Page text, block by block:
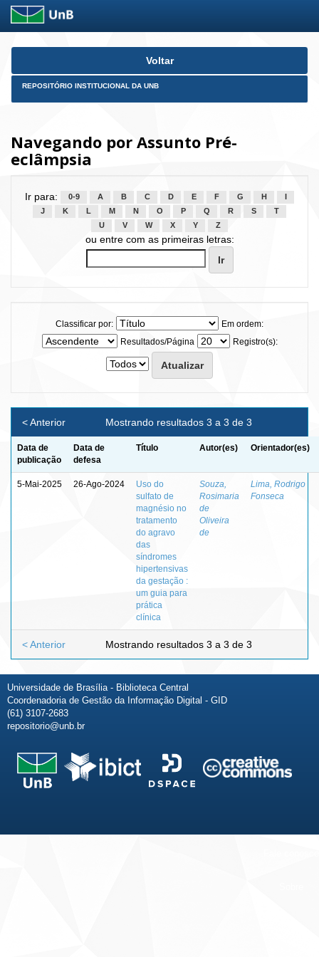
Skip
Voltar
REPOSITÓRIO INSTITUCIONAL DA UNB
Navegando por Assunto Pré-
eclâmpsia
Ir para: 0-9 A B C D E F G H
J
K L M N O P Q R S
T
U
V W X Y Z
ou entre com as primeiras letras:
Classificar por:
Em ordem:
Resultados/Página
Registro(s):
Mostrando resultados 3 a 3 de 3
< Anterior
Data de
publicação
Data de
defesa
Título Autor(es) Orientador(es)
5-Mai-2025 26-Ago-2024
Uso do
sulfato de
magnésio no
tratamento
do agravo
das
síndromes
hipertensivas
da gestação :
um guia para
prática
clínica
Souza,
Rosimaria
de
Oliveira
de
Lima, Rodrigo
Fonseca
Mostrando resultados 3 a 3 de 3
< Anterior
Universidade de Brasília - Biblioteca Central
Coordenadoria de Gestão da Informação Digital - GID
(61) 3107-2683
repositorio@unb.br